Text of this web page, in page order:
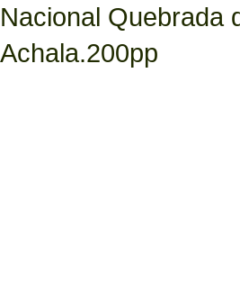
Nacional Quebrada
Achala.200pp